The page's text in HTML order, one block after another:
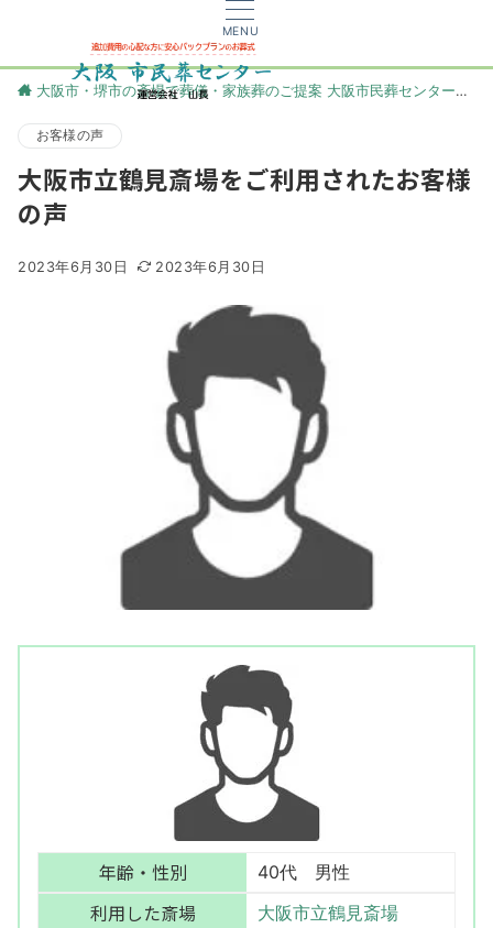
MENU
大阪市・堺市の斎場で葬儀・家族葬のご提案 大阪市民葬センター
お客様の声
大阪市立鶴見斎場をご利用されたお客様
の声
2023年6月30日 2023年6月30日
年齢・性別 40代 男性
利用した斎場 大阪市立鶴見斎場